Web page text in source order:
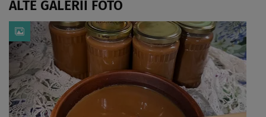
ALTE GALERII FOTO